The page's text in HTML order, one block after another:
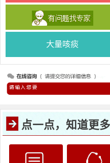
大量咳痰
点一点，知道更